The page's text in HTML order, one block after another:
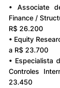
• Associate
Finance /
R$ 26.200
• Equity
a R$ 23.700
• Especialista
Controles
23.450